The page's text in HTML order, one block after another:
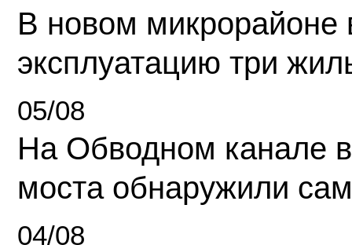
В новом микрорайоне
эксплуатацию три
05/08
На Обводном канале
моста обнаружили
04/08